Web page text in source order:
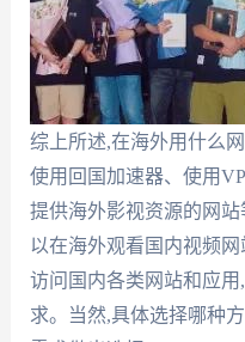
综上所述,在海外用什么
使用回国加速器、使用
提供海外影视资源的网
以在海外观看国内视频
访问国内各类网站和应
求。当然,具体选择哪种